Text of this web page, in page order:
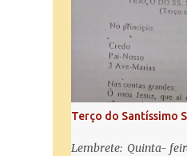
misericórdia, vida,
salve! A vós bradamos
de Eva, a vós
chorando neste vale
Advogada nossa, estes
misericordiosos a nós
desterro, mostrai-nos
fruto do vosso ventre,
Terço do Santíssimo
Lembrete: Quinta-